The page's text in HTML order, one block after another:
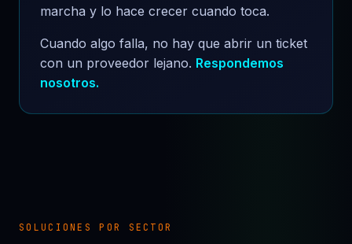
marcha y lo hace crecer cuando toca.
Cuando algo falla, no hay que abrir un ticket
con un proveedor lejano. Respondemos
nosotros.
SOLUCIONES POR SECTOR